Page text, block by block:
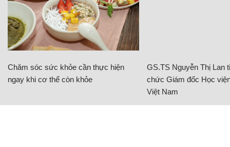
Chăm sóc sức khỏe cần thực hiện
ngay khi cơ thể còn khỏe
GS.TS Nguyễn Thị Lan
chức Giám đốc Học
Việt Nam